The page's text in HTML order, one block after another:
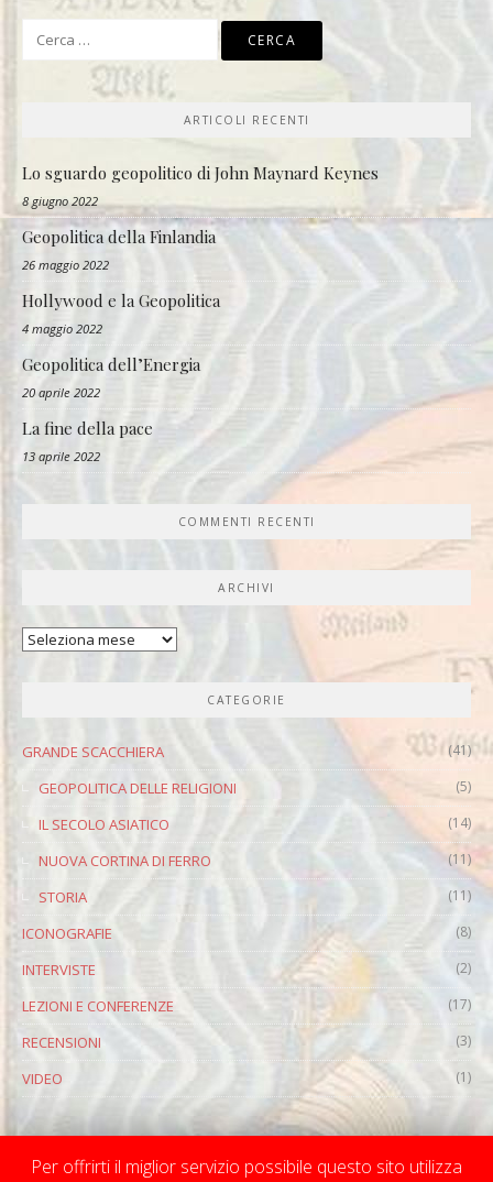
ARTICOLI RECENTI
Lo sguardo geopolitico di John Maynard Keynes
8 giugno 2022
Geopolitica della Finlandia
26 maggio 2022
Hollywood e la Geopolitica
4 maggio 2022
Geopolitica dell’Energia
20 aprile 2022
La fine della pace
13 aprile 2022
COMMENTI RECENTI
ARCHIVI
Archivi
CATEGORIE
GRANDE SCACCHIERA (41)
GEOPOLITICA DELLE RELIGIONI (5)
IL SECOLO ASIATICO (14)
NUOVA CORTINA DI FERRO (11)
STORIA (11)
ICONOGRAFIE (8)
INTERVISTE (2)
LEZIONI E CONFERENZE (17)
RECENSIONI (3)
VIDEO (1)
Per offrirti il miglior servizio possibile questo sito utilizza